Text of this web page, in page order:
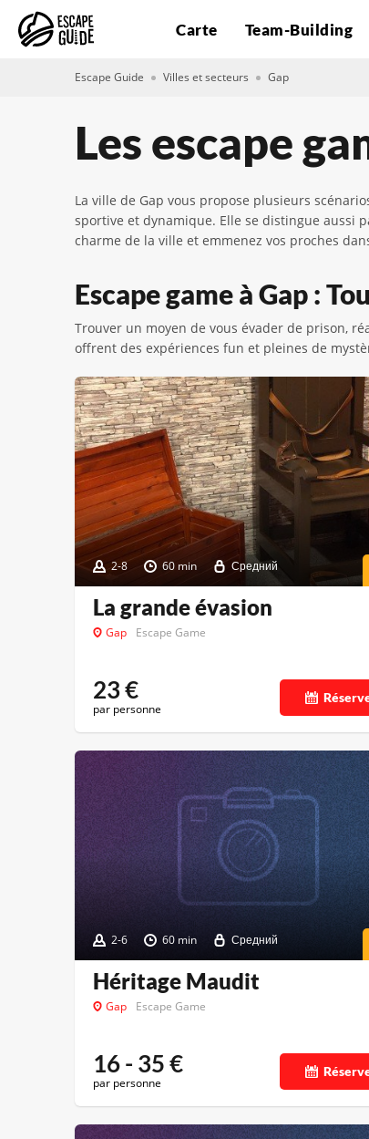
Carte Team-Building
Escape Guide Villes et secteurs Gap
Les escape
La ville de Gap vous propose plusieurs
sportive et dynamique. Elle se distingue aussi
charme de la ville et emmenez vos proches
Escape game à Gap :
Trouver un moyen de vous évader de prison,
offrent des expériences fun et pleines de
2-8 60 min Средний
La grande évasion
Gap Escape Game
23€
par personne
2-6 60 min Средний
Héritage Maudit
Gap Escape Game
16 - 35€
par personne